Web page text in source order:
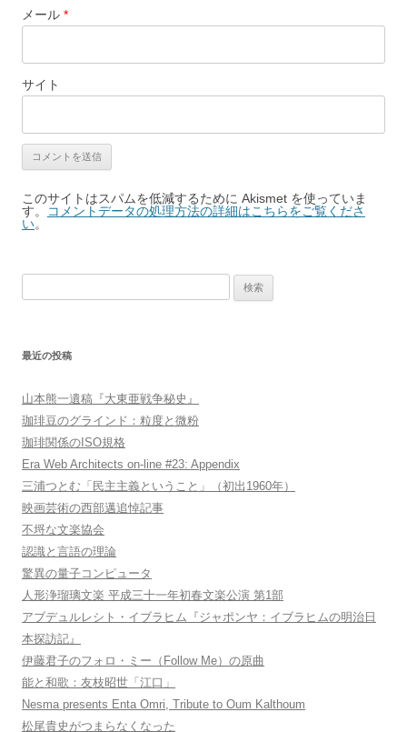
メール *
サイト
このサイトはスパムを低減するために Akismet を使っていま
す。
コメントデータの処理方法の詳細はこちらをご覧くださ
い。
最近の投稿
山本熊一遺稿『大東亜戦争秘史』
珈琲豆のグラインド：粒度と微粉
珈琲関係のISO規格
Era Web Architects on-line #23: Appendix
三浦つとむ「民主主義ということ」（初出1960年）
映画芸術の西部邁追悼記事
不埒な文楽協会
認識と言語の理論
驚異の量子コンピュータ
人形浄瑠璃文楽 平成三十一年初春文楽公演 第1部
アブデュルレシト・イブラヒム『ジャポンヤ：イブラヒムの明治日
本探訪記』
伊藤君子のフォロ・ミー（Follow Me）の原曲
能と和歌：友枝昭世「江口」
Nesma presents Enta Omri, Tribute to Oum Kalthoum
松尾貴史がつまらなくなった